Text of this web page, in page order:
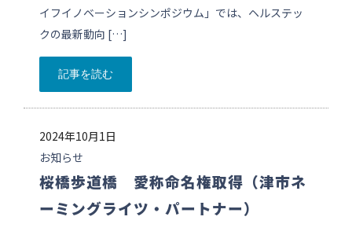
イフイノベーションシンポジウム」では、ヘルステッ
クの最新動向 […]
記事を読む
2024年10月1日
お知らせ
桜橋歩道橋 愛称命名権取得（津市ネ
ーミングライツ・パートナー）